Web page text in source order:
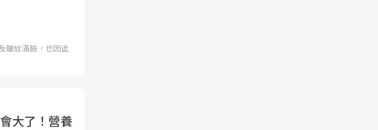
皺紋滿臉，也因此
大了！營養